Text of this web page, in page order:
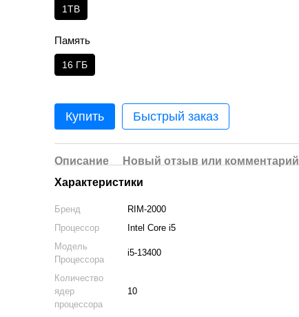
1TB
Память
16 ГБ
Купить Быстрый заказ
Описание
Новый отзыв или комментарий
Характеристики
Бренд
RIM-2000
Процессор
Intel Core i5
Модель
Процессора
i5-13400
Количество
ядер
процессора
10